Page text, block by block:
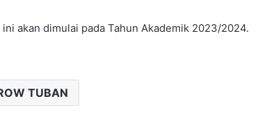
akan dimulai pada Tahun Akademik 2023/2024.
TUBAN